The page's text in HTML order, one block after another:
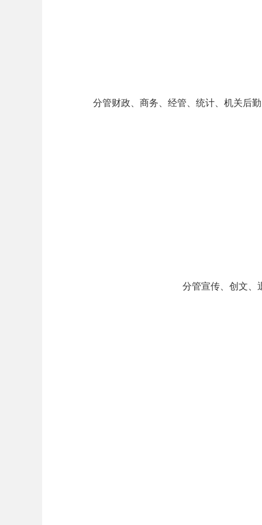
分管财政、商务、经管、统计、机关后
分管宣传、创文、